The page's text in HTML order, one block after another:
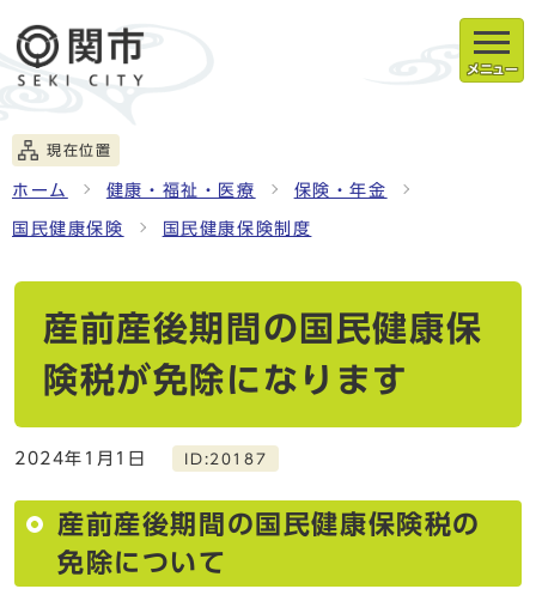
メニュー
現在位置
ホーム 健康・福祉・医療 保険・年金
国民健康保険 国民健康保険制度
産前産後期間の国民健康保
険税が免除になります
2024年1月1日 ID:20187
産前産後期間の国民健康保険税の
免除について